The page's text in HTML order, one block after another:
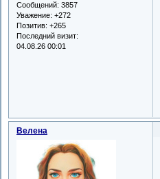
Сообщений: 3857
Уважение: +272
Позитив: +265
Последний визит:
04.08.26 00:01
Велена